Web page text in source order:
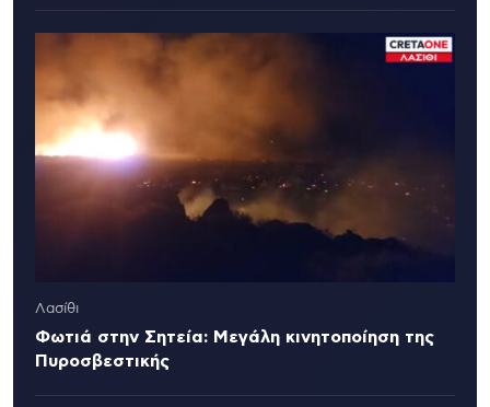
Λασίθι
Φωτιά στην Σητεία: Μεγάλη κινητοποίηση της
Πυροσβεστικής